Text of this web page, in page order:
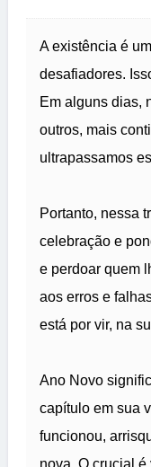
A existência é
desafiadores.
Em alguns dias,
outros, mais
ultrapassamos
Portanto, nessa
celebração e
e perdoar quem
aos erros e
está por vir, na
Ano Novo
capítulo em sua
funcionou,
nova. O crucial